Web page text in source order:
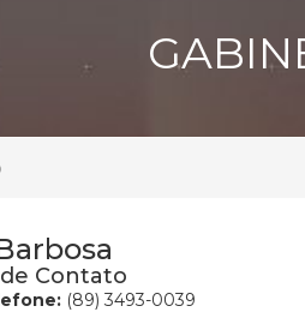
Contato
(89) 3493-0039